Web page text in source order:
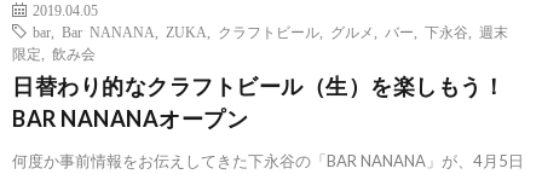
2019.04.05
bar
Bar NANANA ZUKA クラフトビール グルメ バー 下永谷
週末
限定
飲み会
日替わり的なクラフトビール（生）を楽しもう！
BAR NANANAオープン
何度か事前情報をお伝えしてきた下永谷の「BAR NANANA」が、4月5日